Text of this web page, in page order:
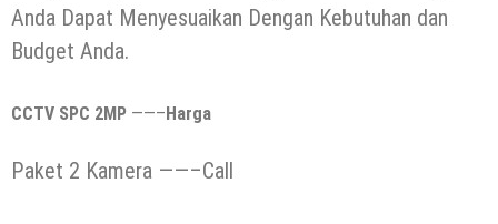
Anda Dapat Menyesuaikan Dengan Kebutuhan dan
Budget Anda.
CCTV SPC 2MP ——–Harga
Paket 2 Kamera ——–Call